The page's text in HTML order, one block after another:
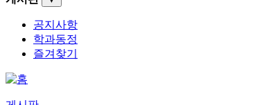
공지사항
학과동정
즐겨찾기